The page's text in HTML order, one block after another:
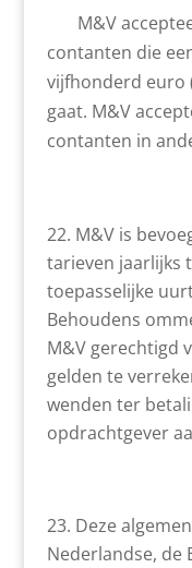
M&V
contanten die
vijfhonderd euro
gaat. M&V
contanten in
M&V is
tarieven jaarlijks
toepasselijke
Behoudens
M&V gerechtigd
gelden te
wenden ter
opdrachtgever
Deze
Nederlandse, de